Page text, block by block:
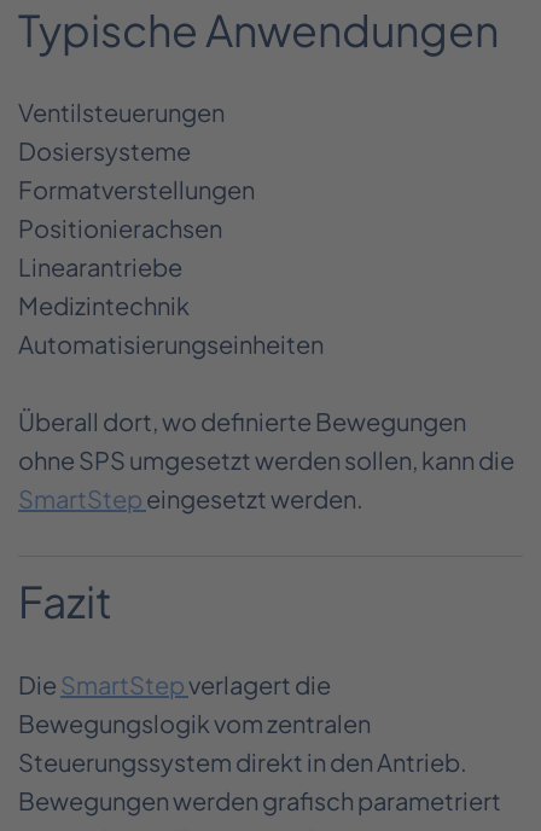
Typische Anwendungen
Ventilsteuerungen
Dosiersysteme
Formatverstellungen
Positionierachsen
Linearantriebe
Medizintechnik
Automatisierungseinheiten
Überall dort, wo definierte Bewegungen
ohne SPS umgesetzt werden sollen, kann die
SmartStep eingesetzt werden.
Fazit
Die SmartStepverlagert die
Bewegungslogik vom zentralen
Steuerungssystem direkt in den Antrieb.
Bewegungen werden grafisch parametriert